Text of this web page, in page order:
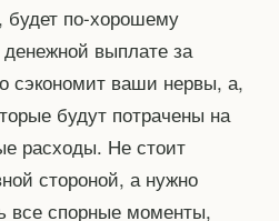
будет по-хорошему
выплате за
сэкономит ваши нервы, а,
будут потрачены на
расходы. Не стоит
стороной, а нужно
все спорные моменты,